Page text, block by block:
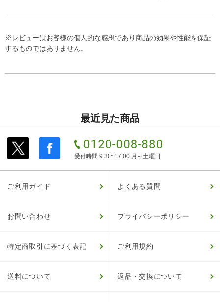
※レビューはお客様の個人的な感想であり商品の効果や性能を保証
するものではありません。
最近見た商品
受付時間 9:30~17:00 月～土曜日
ご利用ガイド よくある質問
お問い合わせ プライバシーポリシー
特定商取引に基づく表記 ご利用規約
送料について 返品・交換について